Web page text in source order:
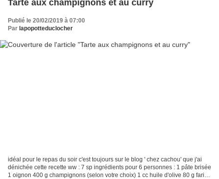
Tarte aux champignons et au curry
Publié le 20/02/2019 à 07:00
Par lapopotteduclocher
idéal pour le repas du soir c'est toujours sur le blog ' chez cachou' que j'ai
dénichée cette recette ww : 7 sp ingrédients pour 6 personnes : 1 pâte brisée
1 oignon 400 g champignons (selon votre choix) 1 cc huile d'olive 80 g farine